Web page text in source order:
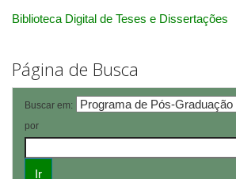
Biblioteca Digital de Teses e Dissertações
Página de Busca
Buscar em:
por